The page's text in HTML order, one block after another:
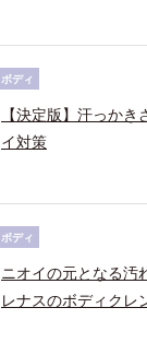
ボディ
【決定版】汗っか
イ対策
ボディ
ニオイの元となる汚
レナスのボディクレ